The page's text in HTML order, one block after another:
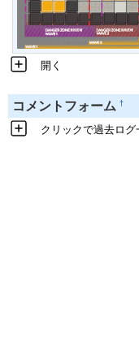
開く
コメントフォーム †
クリックで過去ログ